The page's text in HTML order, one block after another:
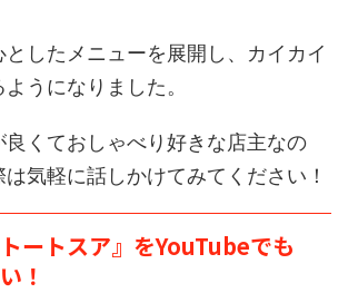
したメニューを展開し、カイカイ
うになりました。
良くておしゃべり好きな店主なの
気軽に話しかけてみてください！
トートスア』をYouTubeでも
！